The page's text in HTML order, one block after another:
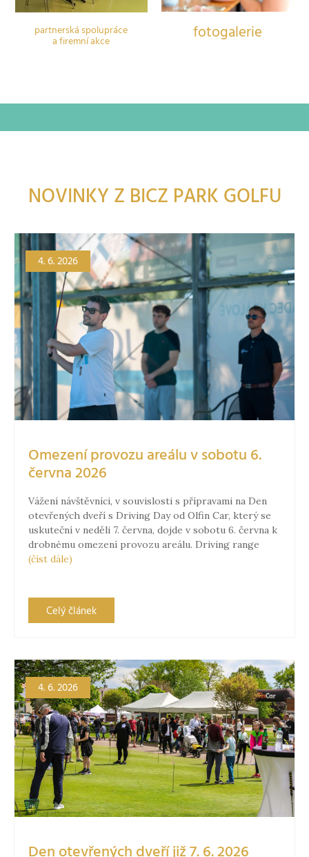
partnerská spolupráce
a firemní akce fotogalerie
NOVINKY Z BICZ PARK GOLFU
4. 6. 2026
Omezení provozu areálu v sobotu 6.
června 2026
Vážení návštěvníci, v souvislosti s přípravami na Den
otevřených dveří s Driving Day od Olfin Car, který se
uskuteční v neděli 7. června, dojde v sobotu 6. června k
drobnému omezení provozu areálu. Driving range
(číst dále)
Celý článek
4. 6. 2026